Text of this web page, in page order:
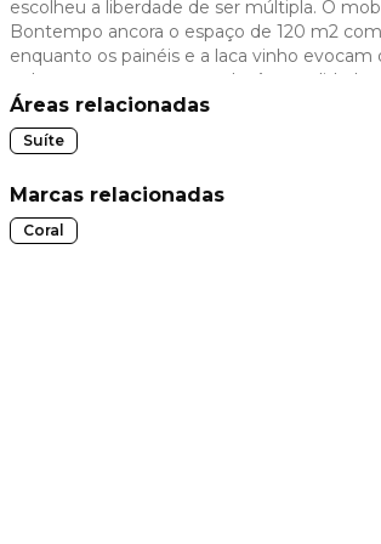
slide
slide
escolheu a liberdade de ser múltipla. O
Bontempo ancora o espaço de 120 m2
enquanto os painéis e a laca vinho evocam
pulsante, exposto e sagrado. As tonalidades
uma paleta nada óbvia, atraem os olhos. A
Trapos e Fiapos, na cama e nas cortinas,
No ambiente, cada elemento toca o
Áreas relacionadas
Suíte
Marcas relacionadas
Coral